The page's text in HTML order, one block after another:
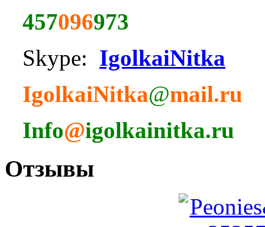
457096973
Skype: IgolkaiNitka
IgolkaiNitka@mail.ru
Info@igolkainitka.ru
Отзывы